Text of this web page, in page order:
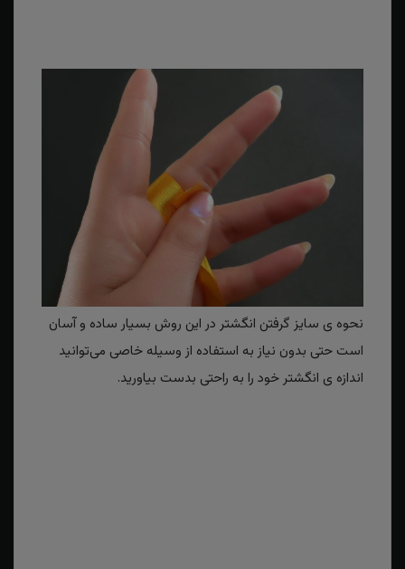
نحوه ی سایز گرفتن انگشتر در این روش بسیار ساده و آسان
است حتی بدون نیاز به استفاده از وسیله خاصی می‌توانید
اندازه ی انگشتر خود را به راحتی بدست بیاورید.